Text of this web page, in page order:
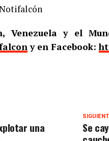
Venezuela y el
y en Facebook:
Se
una